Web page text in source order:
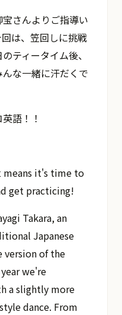
さんよりご指導い
は、笠回しに挑戦
ティータイム後、
な一緒に汗だくで
語！！
means it's time to
get practicing!
Takara, an
Japanese
version of the
we're
a slightly more
dance. From